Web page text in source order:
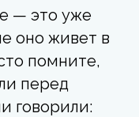
— это уже
оно живет в
помните,
перед
говорили: